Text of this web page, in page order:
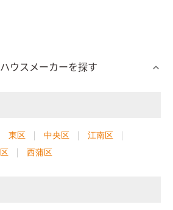
ウスメーカーを探す
東区 中央区
江南区
西蒲区